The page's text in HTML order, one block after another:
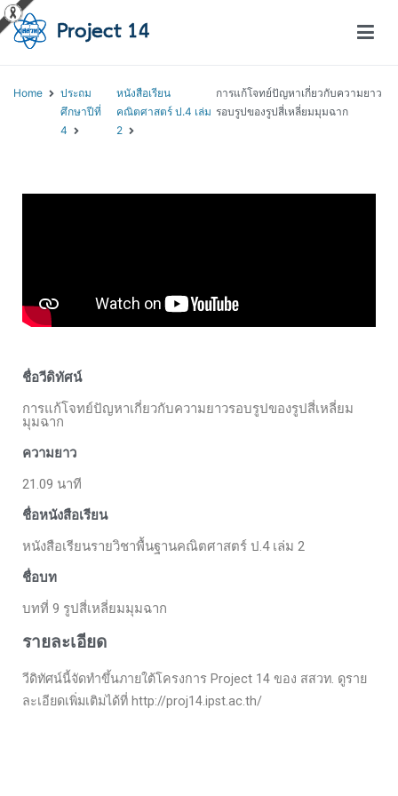
Home
ประถม
ศึกษาปีที่
4
หนังสือเรียน
คณิตศาสตร์ ป.4 เล่ม
2
การแก้โจทย์ปัญหาเกี่ยวกับความยาว
รอบรูปของรูปสี่เหลี่ยมมุมฉาก
ชื่อวีดิทัศน์
การแก้โจทย์ปัญหาเกี่ยวกับความยาวรอบรูปของรูปสี่เหลี่ยม
มุมฉาก
ความยาว
21.09 นาที
ชื่อหนังสือเรียน
หนังสือเรียนรายวิชาพื้นฐานคณิตศาสตร์ ป.4 เล่ม 2
ชื่อบท
บทที่ 9 รูปสี่เหลี่ยมมุมฉาก
รายละเอียด
วีดิทัศน์นี้จัดทำขึ้นภายใต้โครงการ Project 14 ของ สสวท. ดูราย
ละเอียดเพิ่มเติมได้ที่ http://proj14.ipst.ac.th/